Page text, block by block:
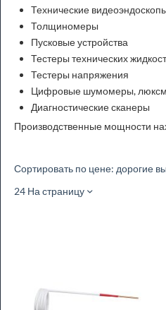
Технические
Толщиномеры
Пусковые устройства
Тестеры технических
Тестеры напряжения
Цифровые шумомеры,
Диагностические сканеры
Производственные мощности
Сортировать по цене: дорогие
24 На страницу